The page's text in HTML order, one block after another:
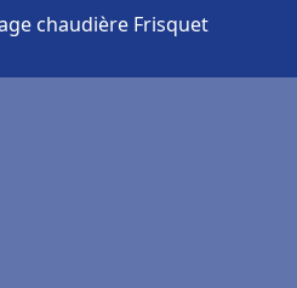
chaudière Frisquet